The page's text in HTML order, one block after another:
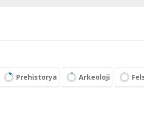
Prehistorya Arkeoloji